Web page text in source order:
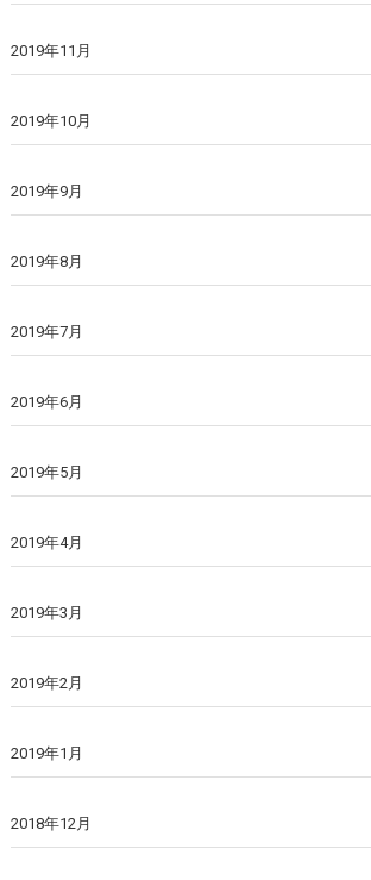
2019年11月
2019年10月
2019年9月
2019年8月
2019年7月
2019年6月
2019年5月
2019年4月
2019年3月
2019年2月
2019年1月
2018年12月